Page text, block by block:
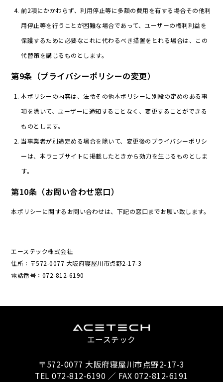
前2項にかかわらず、利用停止等に多額の費用を有する場合その他利
用停止等を行うことが困難な場合であって、ユーザーの権利利益を
保護するために必要なこれに代わるべき措置をとれる場合は、この
代替策を講じるものとします。
第9条（プライバシーポリシーの変更）
本ポリシーの内容は、法令その他本ポリシーに別段の定めのある事
項を除いて、ユーザーに通知することなく、変更することができる
ものとします。
当事業者が別途定める場合を除いて、変更後のプライバシーポリシ
ーは、本ウェブサイトに掲載したときから効力を生じるものとしま
す。
第10条（お問い合わせ窓口）
本ポリシーに関するお問い合わせは、下記の窓口までお願い致します。
エーステック株式会社
住所：〒572-0077 大阪府寝屋川市点野2-17-3
電話番号：072-812-6190
エーステック
〒572-0077 大阪府寝屋川市点野2-17-3
TEL 072-812-6190 ／ FAX 072-812-6191